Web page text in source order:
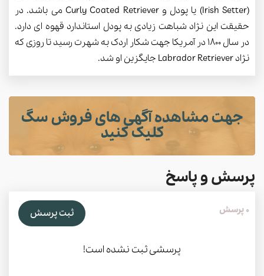
(Irish Setter) یا پودل و Curly Coated Retriever می باشد. در
حقیقت این نژاد شباهت زیادی به پودل استاندارد قهوه ای دارد.
در سال 1800 در آمریکا جهت شکار اردک به شهرت رسید تا روزی که
نژاد Labrador Retriever جایگزین او شد.
جهت مشاهده آگهی های فروش سگ
کلیک کنید
پرسش و پاسخ
ثبت پرسش 0 پرسش
پرسشی ثبت نشده است!